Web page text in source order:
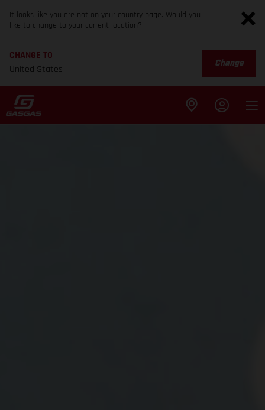
It looks like you are not on your country page. Would you
like to change to your current location?
CHANGE TO
United States
Change